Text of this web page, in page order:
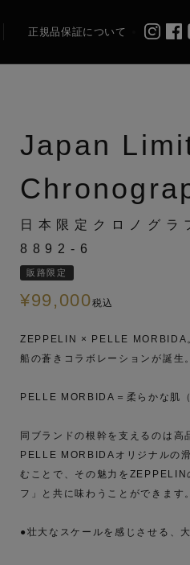
LZ126 LOS ANGELES
SPECIAL OFFER
正規品保証について
Japan
日本限定クロノグラ
8892-6
販路限定
¥99,000税込
ZEPPELIN × PELLE MORBIDA
船の蒼きコラボレーションが誕生。
PELLE MORBIDA＝柔らかな肌（
同ブランドの根幹を支えるのは高
PELLE MORBIDAオリジナルの
むことで、その魅力を
フ」と共に味わうことができます。
●壮大なスケールを感じさせる、